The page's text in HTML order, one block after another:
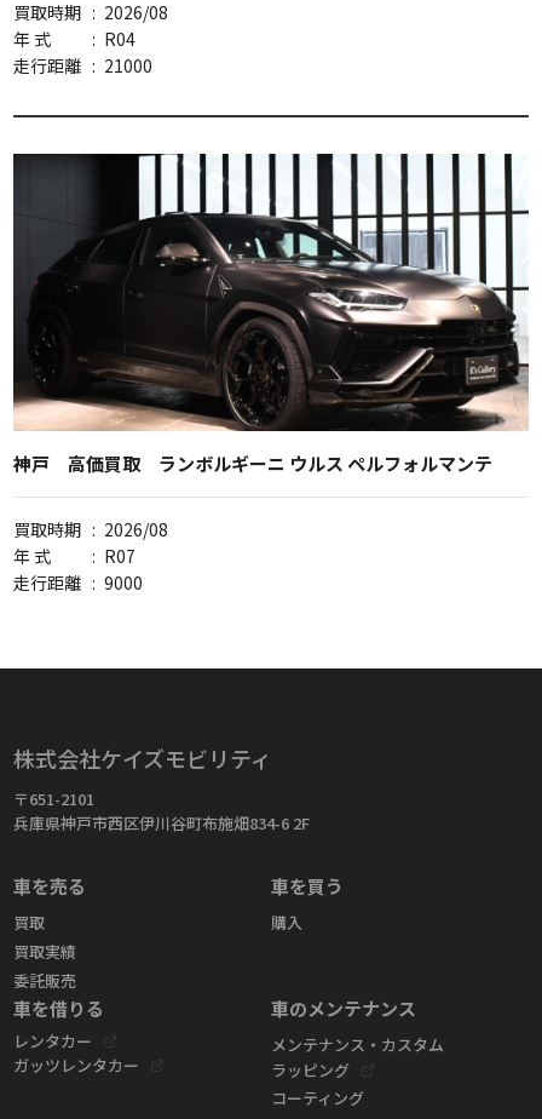
買取時期 : 2026/08
年 式
: R04
走行距離 : 21000
神戸 高価買取 ランボルギーニ ウルス ペルフォルマンテ
買取時期 : 2026/08
年 式
: R07
走行距離 : 9000
株式会社ケイズモビリティ
〒651-2101
兵庫県神戸市西区伊川谷町布施畑834-6 2F
車を売る
買取
買取実績
委託販売
車を買う
購入
車を借りる
レンタカー
ガッツレンタカー
車のメンテナンス
メンテナンス・カスタム
ラッピング
コーティング